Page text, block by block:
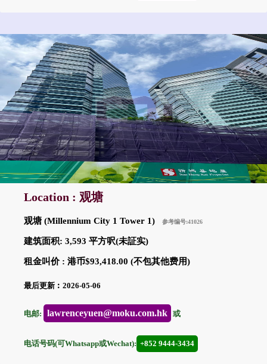
Location : 观塘
观塘 (Millennium City 1 Tower 1) 参考编号:41026
建筑面积: 3,593 平方呎(未証实)
租金叫价 : 港币$93,418.00 (不包其他费用)
最后更新︰2026-05-06
电邮: lawrenceyuen@moku.com.hk 或
电话号码(可Whatsapp或Wechat): +852 9444-3434